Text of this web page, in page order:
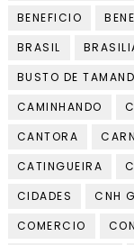
BENEFICIO
BRASIL
BUSTO DE
CAMINHANDO
CANTORA
CATINGUEIRA
CIDADES
CNH
COMERCIO